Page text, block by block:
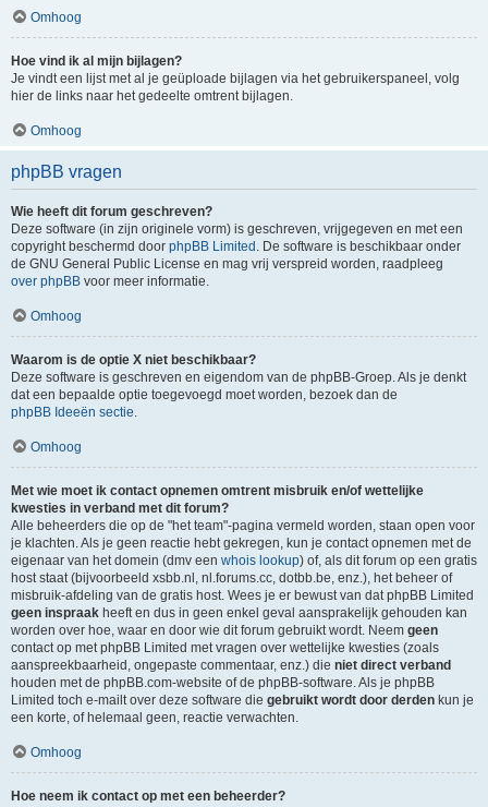
Omhoog
Hoe vind ik al mijn bijlagen?
Je vindt een lijst met al je geüploade bijlagen via het gebruikerspaneel, volg
hier de links naar het gedeelte omtrent bijlagen.
Omhoog
phpBB vragen
Wie heeft dit forum geschreven?
Deze software (in zijn originele vorm) is geschreven, vrijgegeven en met een
copyright beschermd door phpBB Limited . De software is beschikbaar onder
de GNU General Public License en mag vrij verspreid worden, raadpleeg
over phpBB voor meer informatie.
Omhoog
Waarom is de optie X niet beschikbaar?
Deze software is geschreven en eigendom van de phpBB-Groep. Als je denkt
dat een bepaalde optie toegevoegd moet worden, bezoek dan de
phpBB Ideeën sectie.
Omhoog
Met wie moet ik contact opnemen omtrent misbruik en/of wettelijke
kwesties in verband met dit forum?
Alle beheerders die op de "het team"-pagina vermeld worden, staan open voor
je klachten. Als je geen reactie hebt gekregen, kun je contact opnemen met de
eigenaar van het domein (dmv een whois lookup) of, als dit forum op een gratis
host staat (bijvoorbeeld xsbb.nl, nl.forums.cc, dotbb.be, enz.), het beheer of
misbruik-afdeling van de gratis host. Wees je er bewust van dat phpBB Limited
geen inspraak heeft en dus in geen enkel geval aansprakelijk gehouden kan
worden over hoe, waar en door wie dit forum gebruikt wordt. Neem geen
contact op met phpBB Limited met vragen over wettelijke kwesties (zoals
aanspreekbaarheid, ongepaste commentaar, enz.) die niet direct verband
houden met de phpBB.com-website of de phpBB-software. Als je phpBB
Limited toch e-mailt over deze software die gebruikt wordt door derden kun je
een korte, of helemaal geen, reactie verwachten.
Omhoog
Hoe neem ik contact op met een beheerder?